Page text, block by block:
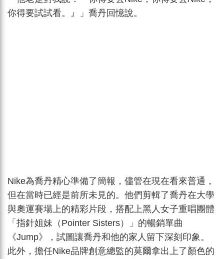
你得要試試看。』」喬丹回憶說。
Nike為喬丹精心準備了簡報，儘管在現在看來普通，
但在當時已經是前所未見的。他們剪輯了喬丹在大學
與奧運賽場上的精彩片段，搭配上黑人女子重唱團體
「指針姐妹（Pointer Sisters）」的暢銷單曲
《Jump》，試圖讓喬丹和他的家人留下深刻印象。
此外，擔任Nike品牌創意總監的莫爾拿出上了顏色的